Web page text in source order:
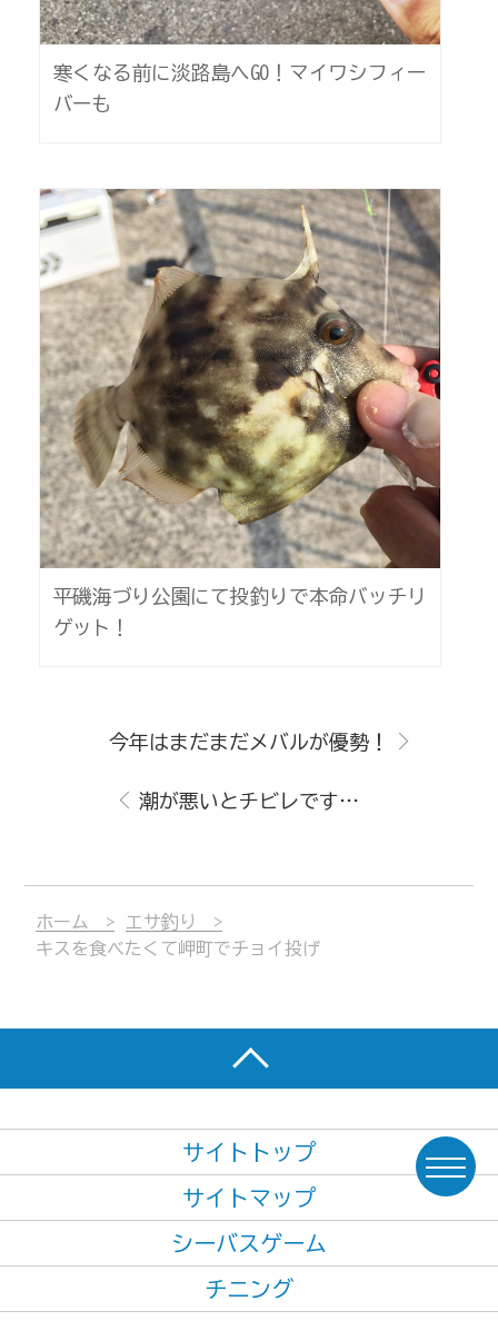
寒くなる前に淡路島へGO！マイワシフィー
バーも
平磯海づり公園にて投釣りで本命バッチリ
ゲット！
潮が悪いとチビレです…
今年はまだまだメバルが優勢！
ホーム
エサ釣り
キスを食べたくて岬町でチョイ投げ
サイトトップ
サイトマップ
シーバスゲーム
チニング